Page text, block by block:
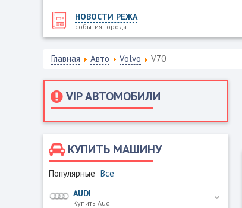
НОВОСТИ РЕЖА
события города
Главная Авто Volvo V70
VIP АВТОМОБИЛИ
КУПИТЬ МАШИНУ
Популярные Все
AUDI
Купить Audi